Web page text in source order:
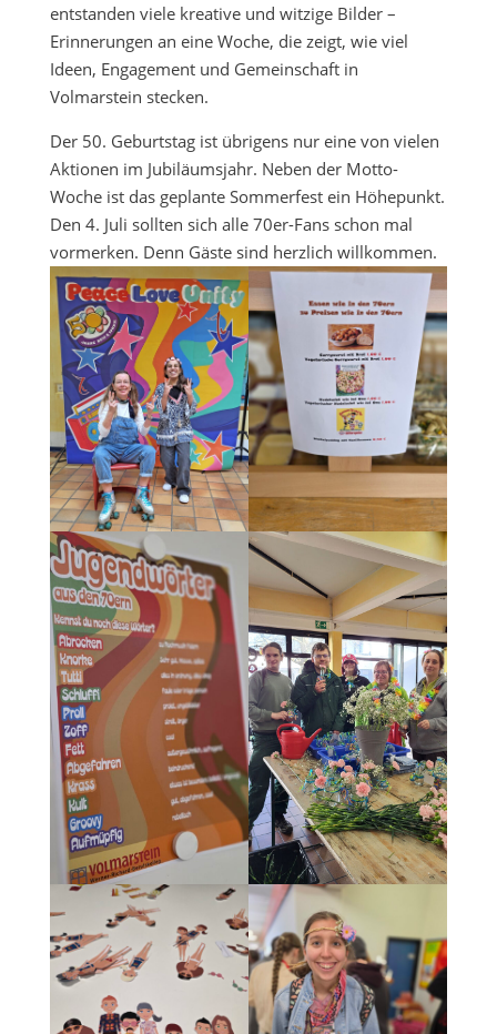
entstanden viele kreative und witzige Bilder –
Erinnerungen an eine Woche, die zeigt, wie viel
Ideen, Engagement und Gemeinschaft in
Volmarstein stecken.
Der 50. Geburtstag ist übrigens nur eine von vielen
Aktionen im Jubiläumsjahr. Neben der Motto-
Woche ist das geplante Sommerfest ein Höhepunkt.
Den 4. Juli sollten sich alle 70er-Fans schon mal
vormerken. Denn Gäste sind herzlich willkommen.